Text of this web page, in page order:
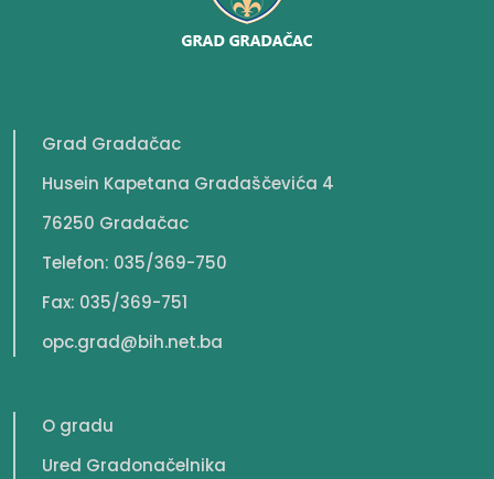
Grad Gradačac
Husein Kapetana Gradaščevića 4
76250 Gradačac
Telefon: 035/369-750
Fax: 035/369-751
opc.grad@bih.net.ba
O gradu
Ured Gradonačelnika